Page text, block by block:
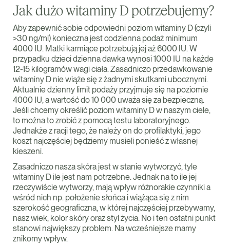
Jak dużo witaminy D potrzebujemy?
Aby zapewnić sobie odpowiedni poziom witaminy D (czyli
>30 ng/ml) konieczna jest codzienna podaż minimum
4000 IU. Matki karmiące potrzebują jej aż 6000 IU. W
przypadku dzieci dzienna dawka wynosi 1000 IU na każde
12-15 kilogramów wagi ciała. Zasadniczo przedawkowanie
witaminy D nie wiąże się z żadnymi skutkami ubocznymi.
Aktualnie dzienny limit podaży przyjmuje się na poziomie
4000 IU, a wartość do 10 000 uważa się za bezpieczną.
Jeśli chcemy określić poziom witaminy D w naszym ciele,
to można to zrobić z pomocą testu laboratoryjnego.
Jednakże z racji tego, że należy on do profilaktyki, jego
koszt najczęściej będziemy musieli ponieść z własnej
kieszeni.
Zasadniczo nasza skóra jest w stanie wytworzyć, tyle
witaminy D ile jest nam potrzebne. Jednak na to ile jej
rzeczywiście wytworzy, mają wpływ różnorakie czynniki a
wśród nich np. położenie słońca i wiążąca się z nim
szerokość geograficzna, w której najczęściej przebywamy,
nasz wiek, kolor skóry oraz styl życia. No i ten ostatni punkt
stanowi największy problem. Na wcześniejsze mamy
znikomy wpływ.